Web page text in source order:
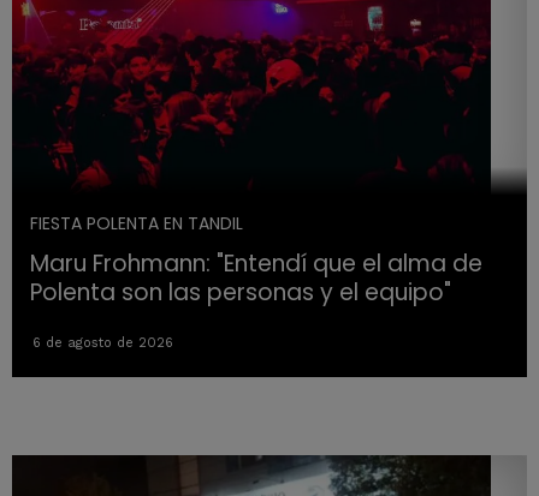
FIESTA POLENTA EN TANDIL
Maru Frohmann: "Entendí que el alma de
Polenta son las personas y el equipo"
6 de agosto de 2026